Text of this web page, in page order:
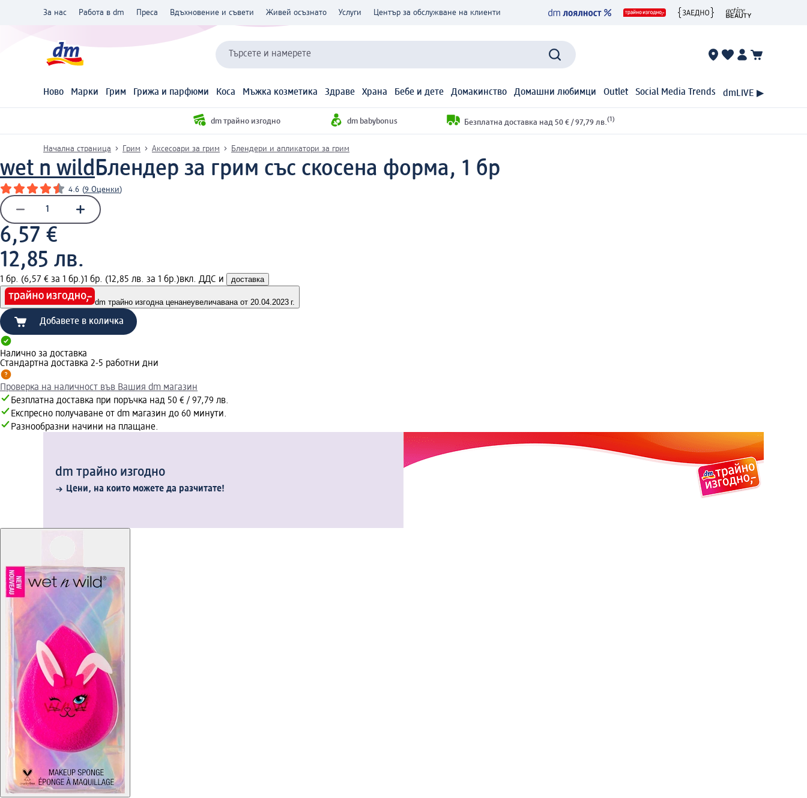
За нас Работа в dm Преса Вдъхновение и съвети Живей осъзнато Услуги Център за обслужване на клиенти
Търсете и намерете
Ново Марки Грим Грижа и парфюми Коса Мъжка козметика Здраве Храна Бебе и дете Домакинство Домашни любимци Outlet Social Media Trends dmLIVE ▶
dm трайно изгодно dm babybonus Безплатна доставка над 50 € / 97,79 лв. (1)
Начална страница Грим Аксесоари за грим Блендери и апликатори за грим
wet n wildБлендер за грим със скосена форма, 1 бр
4.6 (9 Оценки)
6,57 €
12,85 лв.
1 бр. (6,57 € за 1 бр.)1 бр. (12,85 лв. за 1 бр.)вкл. ДДС и доставка
dm трайно изгодна ценанеувеличавана от 20.04.2023 г.
Добавете в количка
Налично за доставка
Стандартна доставка 2-5 работни дни
Проверка на наличност във Вашия dm магазин
Безплатна доставка при поръчка над 50 € / 97,79 лв.
Експресно получаване от dm магазин до 60 минути.
Разнообразни начини на плащане.
dm трайно изгодно
Цени, на които можете да разчитате!